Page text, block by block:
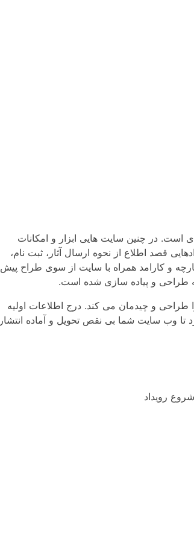
است. در چنین سایت هایی ابزار و امکانات
قصد اطلاع از نحوه ارسال آثار، ثبت نام،
و کارامد همراه با سایت از سوی طراح پیش
طراحی و پیاده سازی شده است.
و چیدمان می کند. درج اطلاعات اولیه
وب سایت شما بی نقص تحویل و آماده انتشار
رویداد